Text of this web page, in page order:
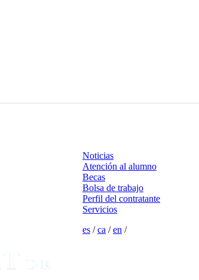
Noticias
Atención al alumno
Becas
Bolsa de trabajo
Perfil del contratante
Servicios
es /ca /en /